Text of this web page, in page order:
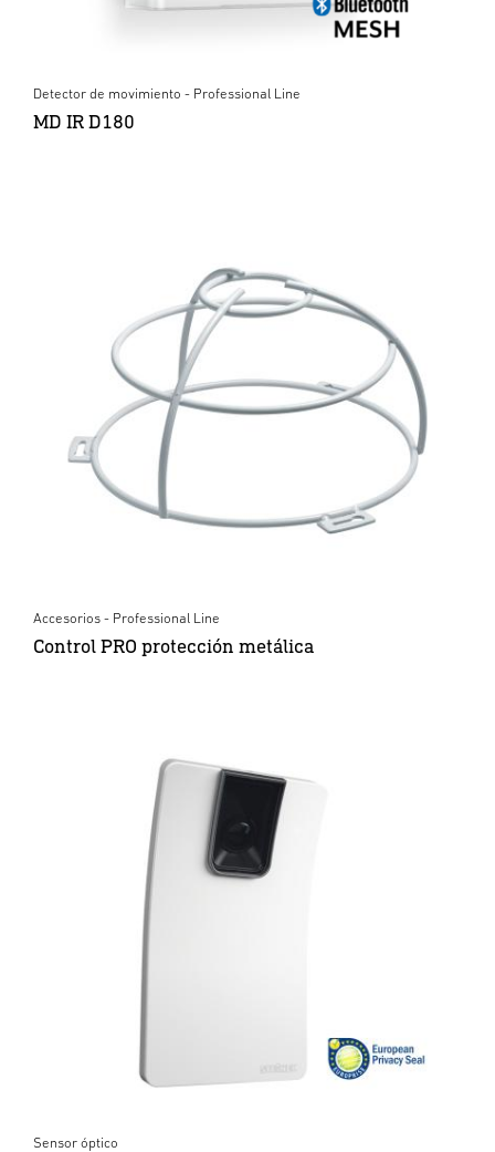
Detector de movimiento - Professional Line
MD IR D180
Accesorios - Professional Line
Control PRO protección metálica
Sensor óptico